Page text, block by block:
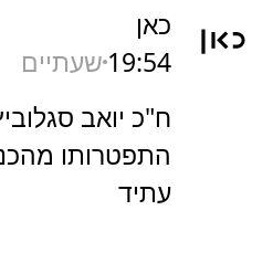
כאן
19:54 שעתיים
ח"כ יואב
התפטרותו
עתיד